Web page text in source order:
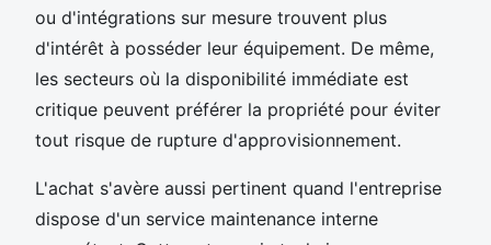
ou d'intégrations sur mesure trouvent plus
d'intérêt à posséder leur équipement. De même,
les secteurs où la disponibilité immédiate est
critique peuvent préférer la propriété pour éviter
tout risque de rupture d'approvisionnement.
L'achat s'avère aussi pertinent quand l'entreprise
dispose d'un service maintenance interne